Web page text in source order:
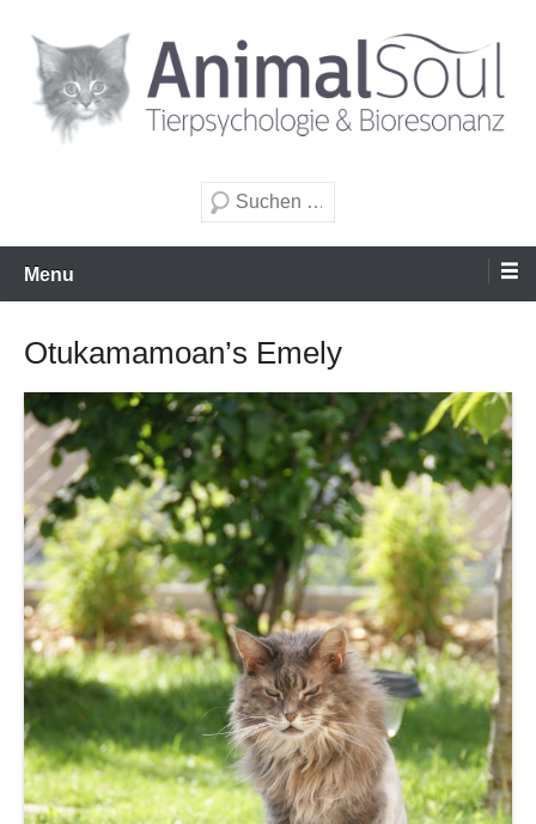
Inhalt
wechseln
Suche
Menu
Otukamamoan’s Emely